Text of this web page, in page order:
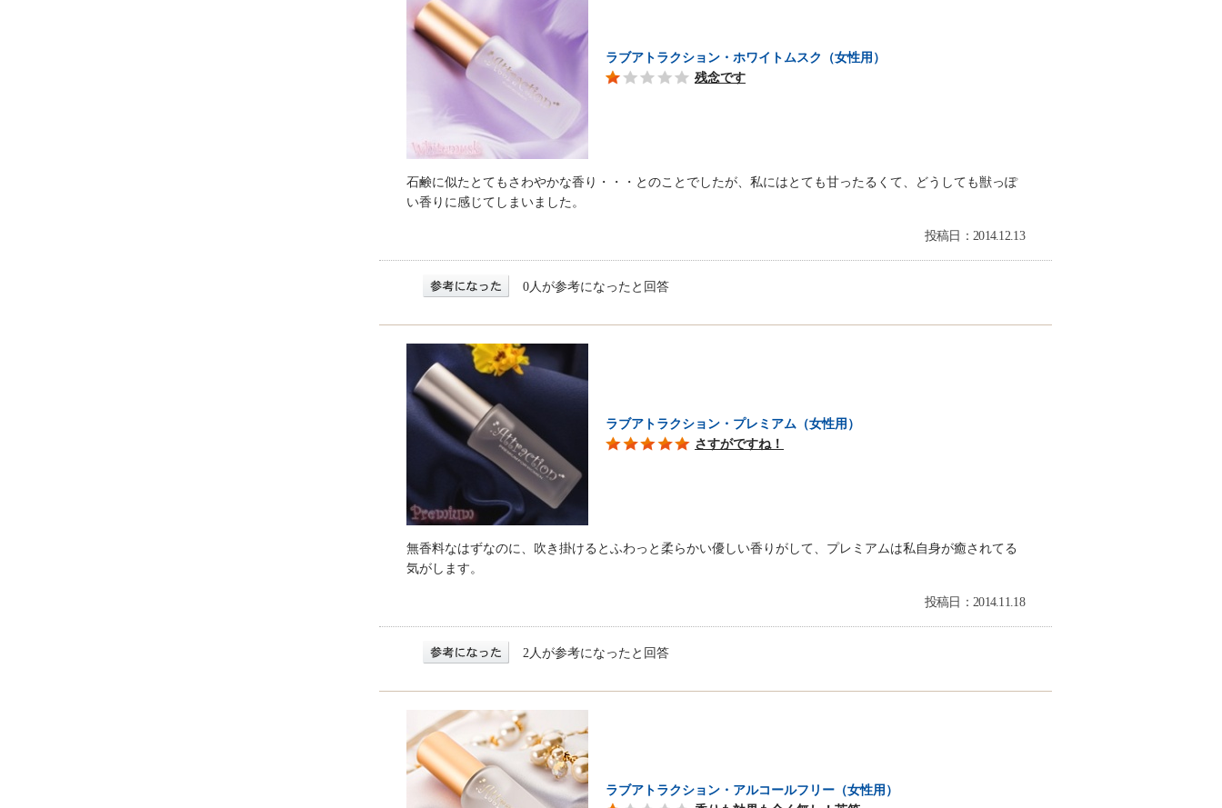
ラブアトラクション・ホワイトムスク（女性用）
残念です
石鹸に似たとてもさわやかな香り・・・とのことでしたが、私にはとても甘ったるくて、どうしても獣っぽ
い香りに感じてしまいました。
投稿日：2014.12.13
0人が参考になったと回答
ラブアトラクション・プレミアム（女性用）
さすがですね！
無香料なはずなのに、吹き掛けるとふわっと柔らかい優しい香りがして、プレミアムは私自身が癒されてる
気がします。
投稿日：2014.11.18
2人が参考になったと回答
ラブアトラクション・アルコールフリー（女性用）